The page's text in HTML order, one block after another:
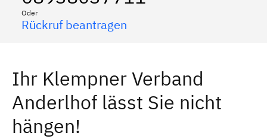
Oder
Rückruf beantragen
Ihr Klempner Verband
Anderlhof lässt Sie nicht
hängen!